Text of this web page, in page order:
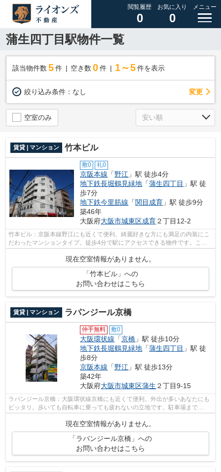
閲覧履歴
0
お気に入り
0
メニュー
蒲生四丁目駅物件一覧
該当物件数 5件 空き数 0 件 1～5 件を表示
絞り込み条件： なし 変更
空室のみ
賃貸 | マンション 竹本ビル
敷0 礼0
京阪本線 「野江 」駅 徒歩4分
地下鉄長堀鶴見緑地 「蒲生四丁目 」駅 徒
歩7分
地下鉄今里筋線 「関目成育 」駅 徒歩9分
築46年
大阪府大阪市城東区成育２丁目12-2
竹本ビル：京阪本線野江にも近くて便利。綺麗好きな方にも満足の内装にこ
だわったマンションタイプ。徒歩4分で駅にアクセスできる物件です。こち
現在空室情報がありません。
「竹本ビル」への
お問い合わせはこちら
賃貸 | マンション ラパンジール京橋
仲手無料 敷0
大阪環状線 「京橋 」駅 徒歩10分
地下鉄長堀鶴見緑地 「蒲生四丁目 」駅 徒
歩8分
京阪本線 「野江 」駅 徒歩13分
築42年
大阪府大阪市城東区蒲生 ２丁目9-15
ラパンジール京橋：大阪環状線京橋にも近くて便利。外出が多いあなたにも
ピッタリ。歩いても自転車に乗っても疲れないの立地です。駐車場まで
現在空室情報がありません。
「ラパンジール京橋」への
お問い合わせはこちら